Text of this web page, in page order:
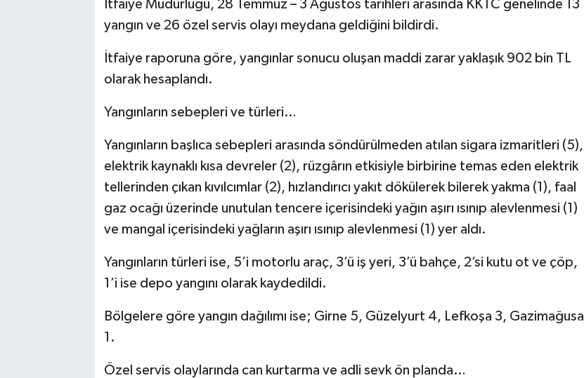
İtfaiye Müdürlüğü, 28 Temmuz – 3 Ağustos tarihleri arasında KKTC genelinde 13
yangın ve 26 özel servis olayı meydana geldiğini bildirdi.
İtfaiye raporuna göre, yangınlar sonucu oluşan maddi zarar yaklaşık 902 bin TL
olarak hesaplandı.
Yangınların sebepleri ve türleri…
Yangınların başlıca sebepleri arasında söndürülmeden atılan sigara izmaritleri (5),
elektrik kaynaklı kısa devreler (2), rüzgârın etkisiyle birbirine temas eden elektrik
tellerinden çıkan kıvılcımlar (2), hızlandırıcı yakıt dökülerek bilerek yakma (1), faal
gaz ocağı üzerinde unutulan tencere içerisindeki yağın aşırı ısınıp alevlenmesi (1)
ve mangal içerisindeki yağların aşırı ısınıp alevlenmesi (1) yer aldı.
Yangınların türleri ise, 5’i motorlu araç, 3’ü iş yeri, 3’ü bahçe, 2’si kutu ot ve çöp,
1’i ise depo yangını olarak kaydedildi.
Bölgelere göre yangın dağılımı ise; Girne 5, Güzelyurt 4, Lefkoşa 3, Gazimağusa
1.
Özel servis olaylarında can kurtarma ve adli sevk ön planda…